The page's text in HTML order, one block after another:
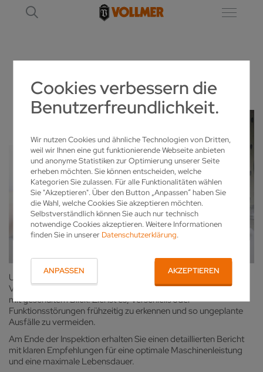
Cookies verbessern die
Benutzerfreundlichkeit.
Wir nutzen Cookies und ähnliche Technologien von Dritten,
weil wir Ihnen eine gut funktionierende Webseite anbieten
und anonyme Statistiken zur Optimierung unserer Seite
erheben möchten. Sie können entscheiden, welche
Kategorien Sie zulassen. Für alle Funktionalitäten wählen
Sie "Akzeptieren". Über den Button „Anpassen“ haben Sie
die Wahl, welche Cookies Sie akzeptieren möchten.
Selbstverständlich können Sie auch nur technisch
notwendige Cookies akzeptieren. Weitere Informationen
finden Sie in unserer Datenschutzerklärung.
ANPASSEN AKZEPTIEREN
VBASIC
Unsere Fachleute prüfen Ihre Maschine nach dem aktuellen
VOLLMER-Inspektionsprotokoll – gründlich, systematisch und
mit geschultem Blick. Ziel ist es, Verschleiß oder
Funktionsstörungen frühzeitig zu erkennen und so ungeplante
Ausfälle zu vermeiden.
Am Ende der Inspektion erhalten Sie einen detaillierten Bericht
mit klaren Empfehlungen für eine optimale Maschinenleistung
und eine maximale Lebensdauer.